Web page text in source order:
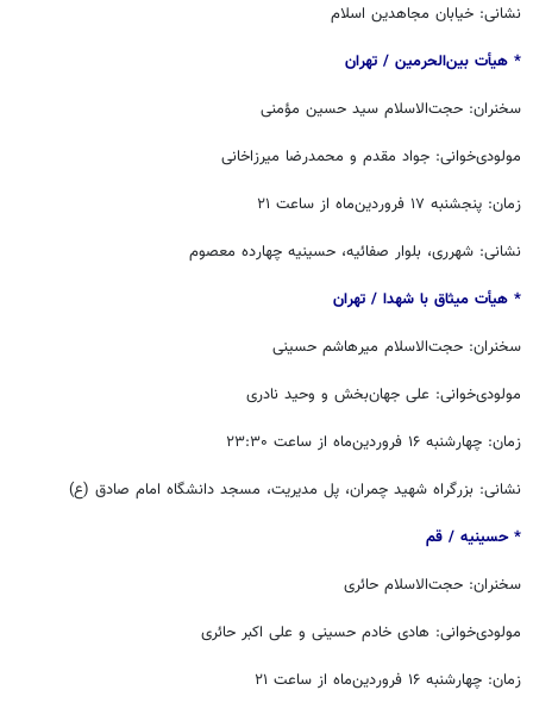
نشانی: خیابان مجاهدین اسلام
* هیأت بین‌الحرمین / ‏‬تهران
سخنران: حجت‌الاسلام سید حسین مؤمنی
مولودی‌خوانی: جواد مقدم و محمدرضا میرزاخانی
زمان: پنجشنبه ۱۷ فروردین‌ماه از ساعت ۲۱
نشانی: شهرری، بلوار صفائیه، حسینیه چهارده معصوم
* هیأت میثاق با شهدا / ‏‬تهران
سخنران: حجت‌الاسلام میرهاشم حسینی
مولودی‌خوانی: علی جهان‌بخش و وحید نادری
زمان: چهارشنبه ۱۶ فروردین‌ماه از ساعت ۲۳:۳۰
نشانی: بزرگراه شهید چمران، پل مدیریت، مسجد دانشگاه امام صادق (ع)
* حسینیه / ‏قم
سخنران: حجت‌الاسلام حائری
مولودی‌خوانی: هادی خادم حسینی و علی اکبر حائری
زمان: چهارشنبه ۱۶ فروردین‌ماه از ساعت ۲۱